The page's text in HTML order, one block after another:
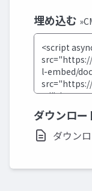
埋め込む
ダウンロー
ダウン